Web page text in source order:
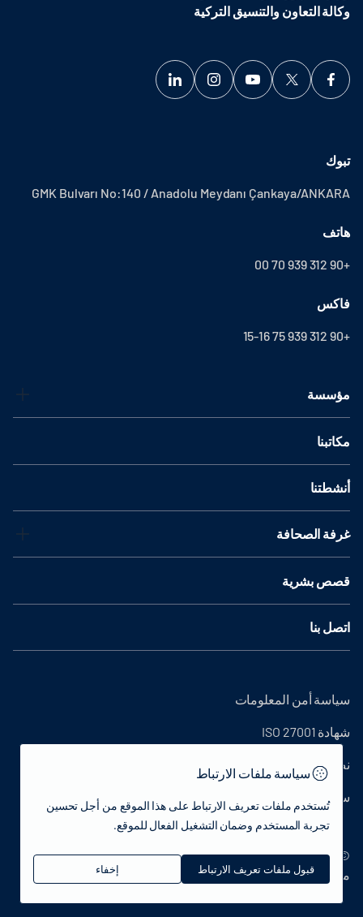
وكالة التعاون والتنسيق التركية
تبوك
GMK Bulvarı No:140 / Anadolu Meydanı Çankaya/ANKARA
هاتف
+90 312 939 70 00
فاكس
+90 312 939 75 15-16
مؤسسة
مكاتبنا
أنشطتنا
غرفة الصحافة
قصص بشرية
اتصل بنا
© 2022 جمهورية تركيا وزارة الثقافة والسياحة - جميع الحقوق
محفوظة.
سياسة أمن المعلومات
شهادة ISO 27001
نص التوضيح
سياسة الخصوصية
سياسة ملفات الارتباط
تُستخدم ملفات تعريف الارتباط على هذا الموقع من أجل تحسين
تجربة المستخدم وضمان التشغيل الفعال للموقع.
قبول ملفات تعريف الارتباط إخفاء